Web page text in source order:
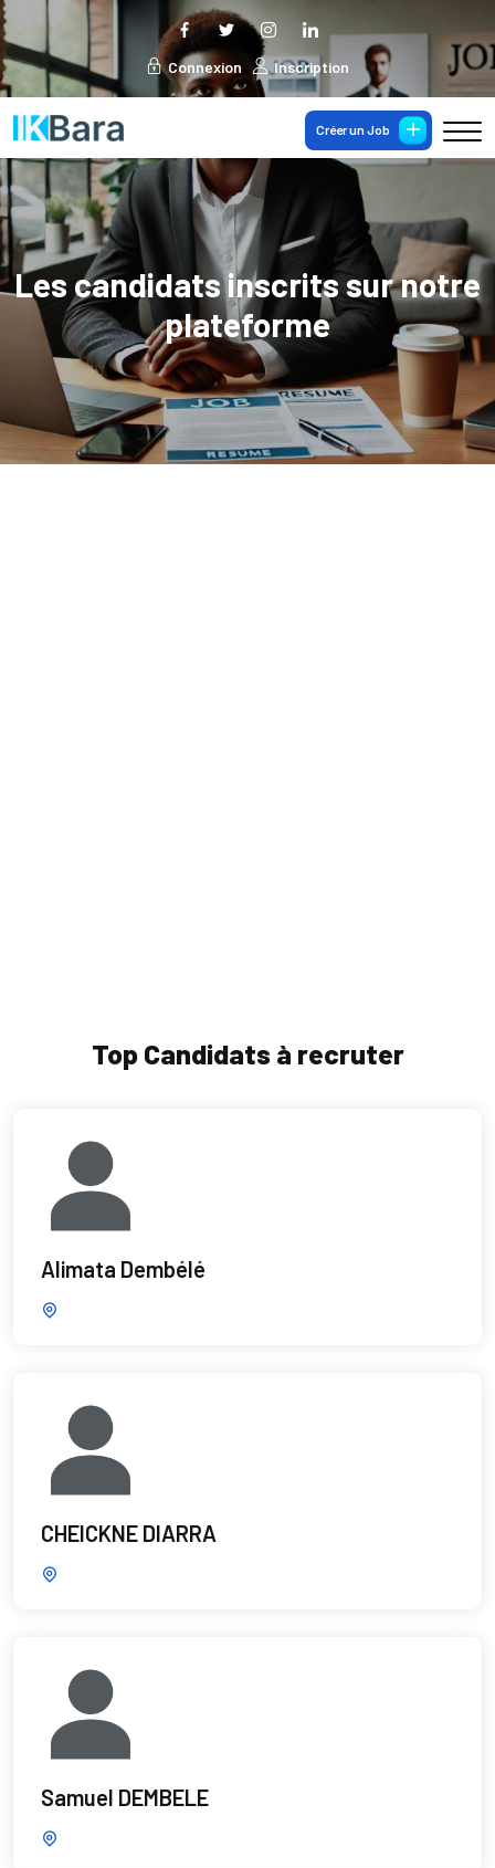
Connexion Inscription
Créer un Job
Les candidats inscrits sur notre
plateforme
Top Candidats à recruter
Alimata Dembélé
CHEICKNE DIARRA
Samuel DEMBELE